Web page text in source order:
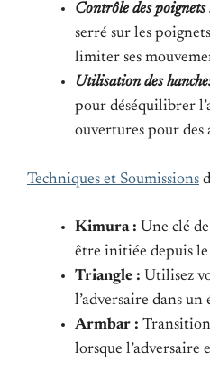
Contrôle des poignets
serré sur les
limiter ses
Utilisation des
pour déséquilibrer
ouvertures pour des
Techniques et Soumissions
Kimura : Une clé
être initiée depuis
Triangle : Utilisez
l’adversaire dans
Armbar : Transition
lorsque l’adversaire